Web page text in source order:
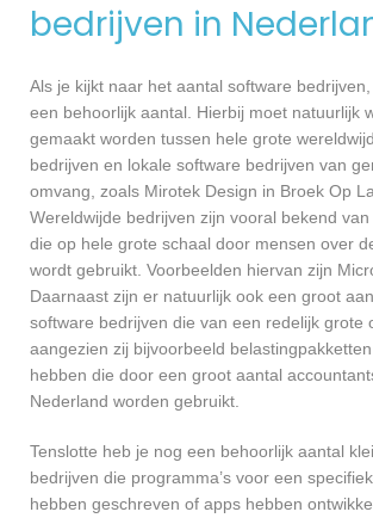
bedrijven in
Als je kijkt naar het aantal software
een behoorlijk aantal. Hierbij moet natuurlijk
gemaakt worden tussen hele grote
bedrijven en lokale software bedrijven van
omvang, zoals Mirotek Design in Broek Op
Wereldwijde bedrijven zijn vooral bekend
die op hele grote schaal door mensen over
wordt gebruikt. Voorbeelden hiervan zijn
Daarnaast zijn er natuurlijk ook een groot
software bedrijven die van een redelijk grote
aangezien zij bijvoorbeeld
hebben die door een groot aantal
Nederland worden gebruikt.
Tenslotte heb je nog een behoorlijk aantal
bedrijven die programma’s voor een
hebben geschreven of apps hebben